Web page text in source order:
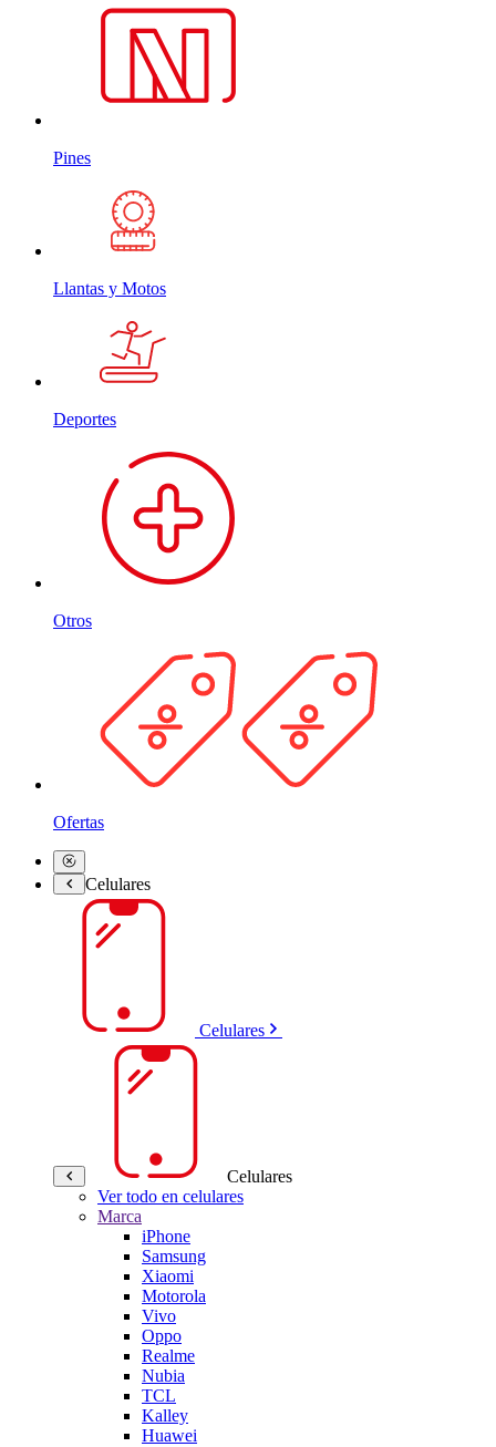
Pines
Llantas y Motos
Deportes
Otros
Ofertas
Celulares
Celulares
Celulares
Ver todo en celulares
Marca
iPhone
Samsung
Xiaomi
Motorola
Vivo
Oppo
Realme
Nubia
TCL
Kalley
Huawei